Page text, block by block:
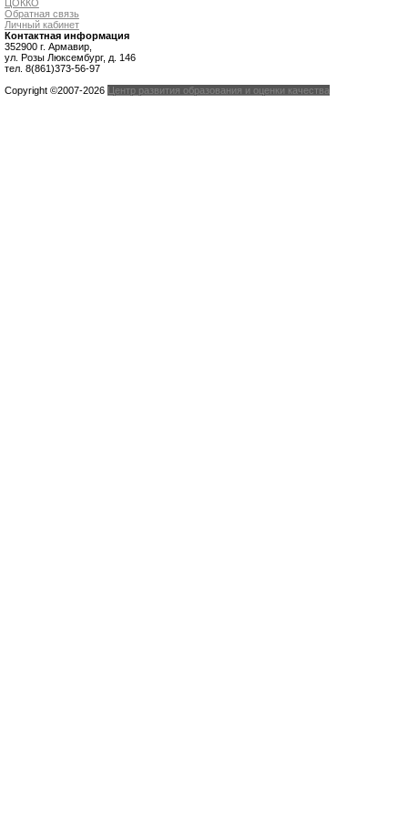
ЦОККО
Обратная связь
Личный кабинет
Контактная информация
352900 г. Армавир,
ул. Розы Люксембург, д. 146
тел. 8(861)373-56-97
Copyright ©2007-2026 Центр развития образования и оценки качества